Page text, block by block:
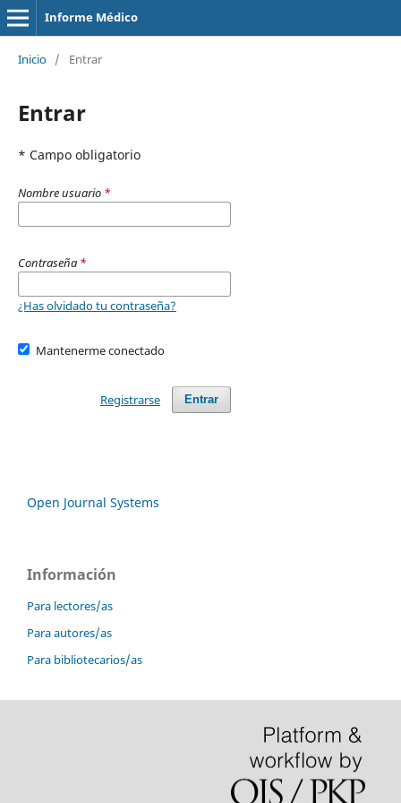
Informe Médico
Inicio / Entrar
Entrar
* Campo obligatorio
Nombre usuario *
Contraseña *
¿Has olvidado tu contraseña?
Mantenerme conectado
Entrar
Registrarse
Open Journal Systems
Información
Para lectores/as
Para autores/as
Para bibliotecarios/as